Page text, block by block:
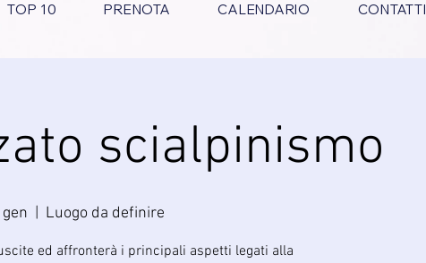
TOP 10 PRENOTA CALENDARIO CONTATTI
scialpinismo
Luogo da definire
ed affronterà i principali aspetti legati alla